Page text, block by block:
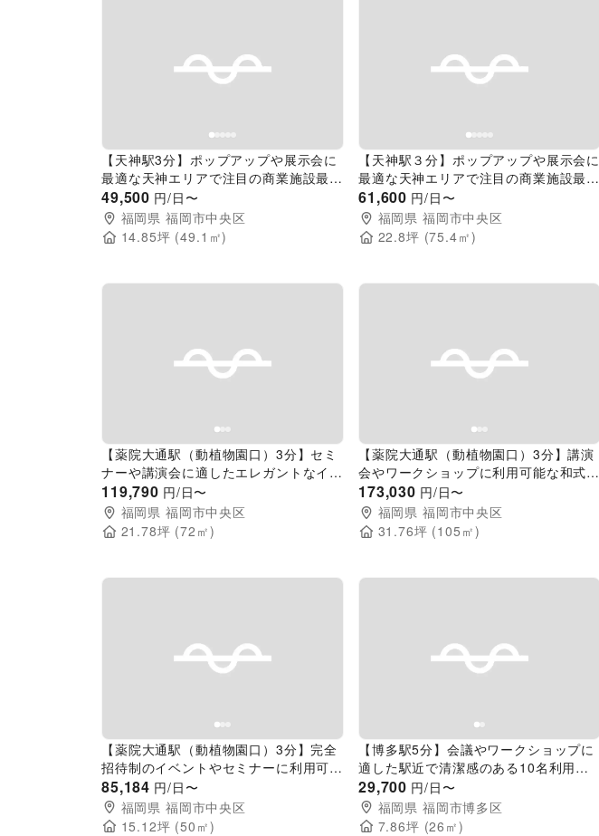
Previous slide
【天神駅3分】ポップアップや展示会に
最適な天神エリアで注目の商業施設最上
階にある貸し会議室
49,500 円/日〜
福岡県 福岡市中央区
14.85坪 (49.1 ㎡)
Previous slide
【天神駅３分】ポップアップや展示会に
最適な天神エリアで注目の商業施設最上
階にある貸し会議室
61,600 円/日〜
福岡県 福岡市中央区
22.8坪 (75.4㎡)
Previous slide
【薬院大通駅（動植物園口）3分】セミ
ナーや講演会に適したエレガントなイベ
ントスペース
119,790 円/日〜
福岡県 福岡市中央区
21.78坪 (72 ㎡)
Previous slide
【薬院大通駅（動植物園口）3分】講演
会やワークショップに利用可能な和式の
イベントスペース
173,030 円/日〜
福岡県 福岡市中央区
31.76坪 (105 ㎡)
Previous slide
【薬院大通駅（動植物園口）3分】完全
招待制のイベントやセミナーに利用可能
なホテルのイベントスペース
85,184 円/日〜
福岡県 福岡市中央区
15.12坪 (50 ㎡)
Previous slide
【博多駅5分】会議やワークショップに
適した駅近で清潔感のある10名利用可
能な貸会議室
29,700 円/日〜
福岡県 福岡市博多区
7.86坪 (26 ㎡)